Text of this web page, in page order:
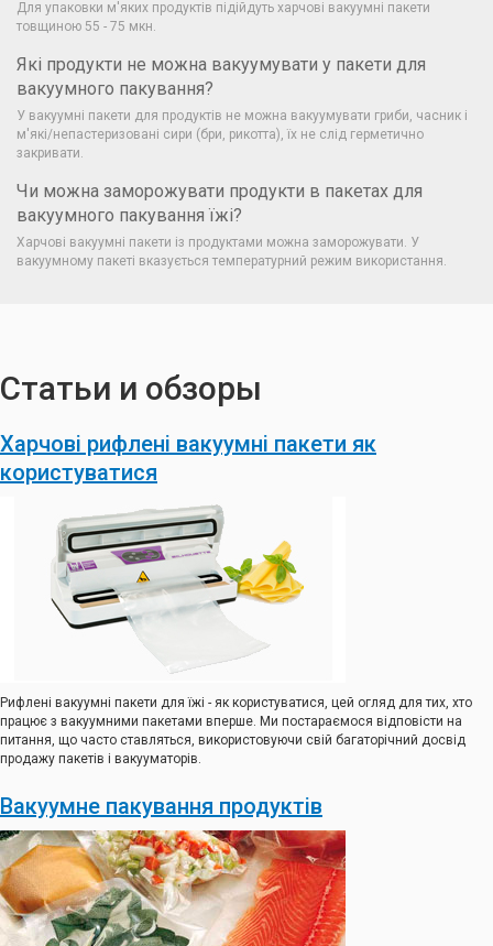
Для упаковки м'яких продуктів підійдуть харчові вакуумні пакети
товщиною 55 - 75 мкн.
Які продукти не можна вакуумувати у пакети для
вакуумного пакування?
У вакуумні пакети для продуктів не можна вакуумувати гриби, часник і
м'які/непастеризовані сири (бри, рикотта), їх не слід герметично
закривати.
Чи можна заморожувати продукти в пакетах для
вакуумного пакування їжі?
Харчові вакуумні пакети із продуктами можна заморожувати. У
вакуумному пакеті вказується температурний режим використання.
Статьи и обзоры
Харчові рифлені вакуумні пакети як
користуватися
Рифлені вакуумні пакети для їжі - як користуватися, цей огляд для тих, хто
працює з вакуумними пакетами вперше. Ми постараємося відповісти на
питання, що часто ставляться, використовуючи свій багаторічний досвід
продажу пакетів і вакууматорів.
Вакуумне пакування продуктів